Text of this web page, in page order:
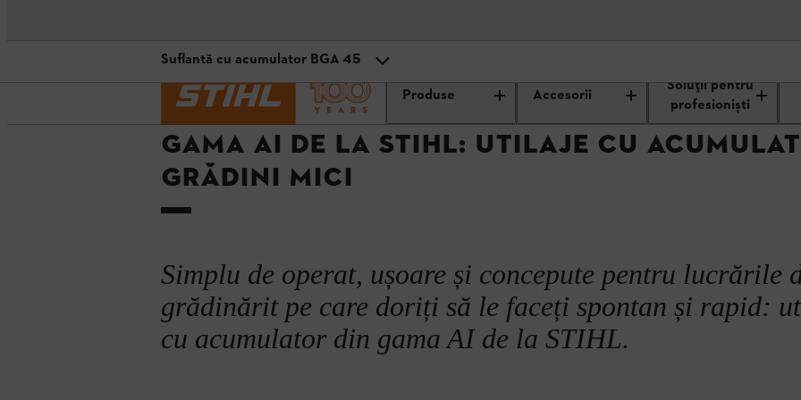
Produse Accesorii
Soluții pentru
profesioniști
GAMA AI DE LA STIHL: UTILAJE CU
GRĂDINI MICI
Simplu de operat, ușoare și concepute pentru lucrările
grădinărit pe care doriți să le faceți spontan și rapid:
cu acumulator din gama AI de la STIHL.
Suflantă cu acumulator BGA 45
Foarfece de tuns garduri vii cu acumulator HSA 45
Trimmer pentru gazon cu acumulator FSA 45
Suflantă cu acumulator BGA 45